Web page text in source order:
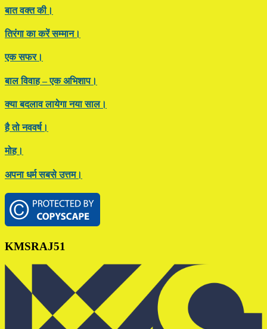
बात वक्त की।
तिरंगा का करें सम्मान।
एक सफर।
बाल विवाह – एक अभिशाप।
क्या बदलाव लायेगा नया साल।
है तो नववर्ष।
मोह।
अपना धर्म सबसे उत्तम।
Footer
KMSRAJ51